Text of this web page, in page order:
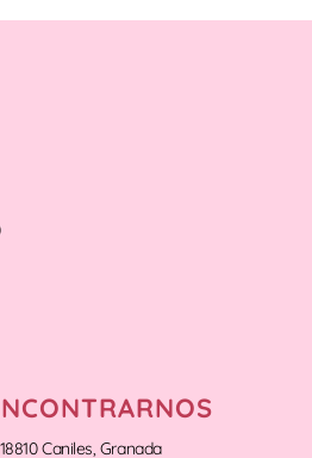
Caniles, Granada